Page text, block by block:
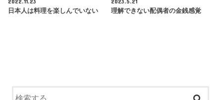
日本人は料理を楽しんでいない
理解できない配偶者の金銭感覚